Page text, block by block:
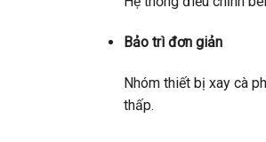
Bảo trì đơn giản
Nhóm thiết bị xay cà
thấp.